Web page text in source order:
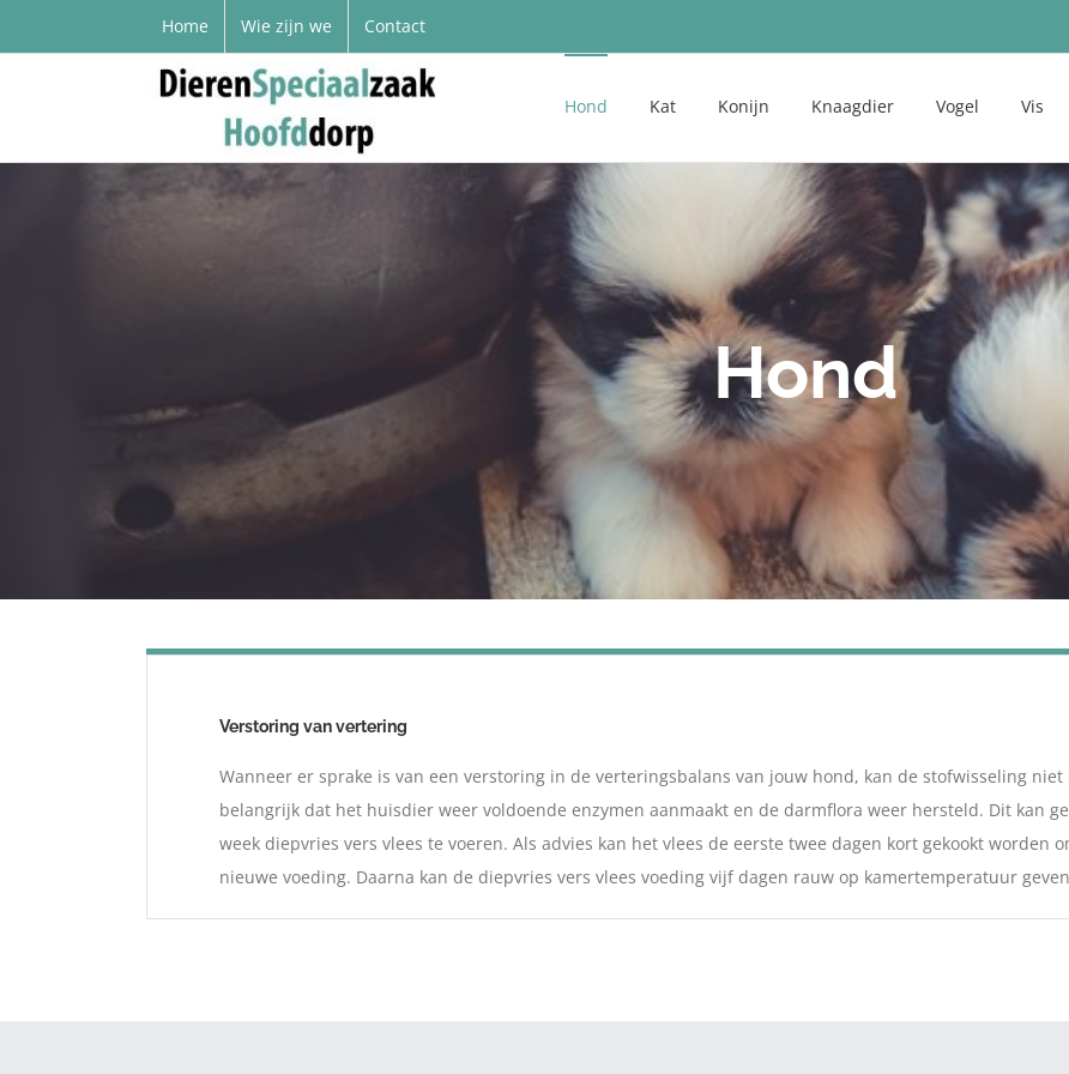
Home Wie zijn we Contact
Hond Kat Konijn Knaagdier Vogel Vis
Hond
Verstoring van vertering
Wanneer er sprake is van een verstoring in de verteringsbalans van jouw hond, kan de stofwisseling
belangrijk dat het huisdier weer voldoende enzymen aanmaakt en de darmflora weer hersteld. Dit kan
week diepvries vers vlees te voeren. Als advies kan het vlees de eerste twee dagen kort gekookt worden
nieuwe voeding. Daarna kan de diepvries vers vlees voeding vijf dagen rauw op kamertemperatuur